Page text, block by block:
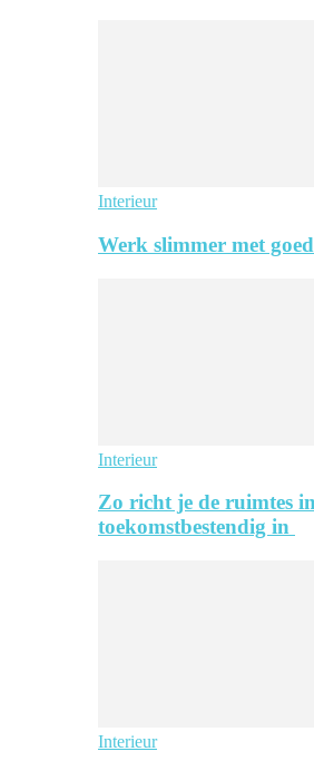
Interieur
Werk slimmer met
Interieur
Zo richt je de ruimtes
toekomstbestendig in
Interieur